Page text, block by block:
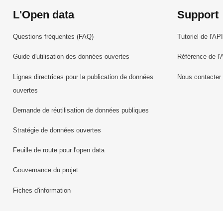
L'Open data
Questions fréquentes (FAQ)
Guide d'utilisation des données ouvertes
Lignes directrices pour la publication de données
ouvertes
Demande de réutilisation de données publiques
Stratégie de données ouvertes
Feuille de route pour l'open data
Gouvernance du projet
Fiches d'information
Support
Tutoriel de l'API
Référence de
Nous contacter